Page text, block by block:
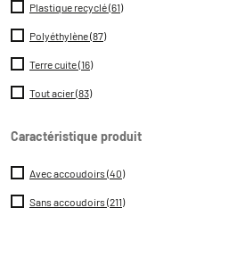
Plastique recyclé(61)
Polyéthylène(87)
Terre cuite(16)
Tout acier(83)
Caractéristique produit
Avec accoudoirs(40)
Sans accoudoirs(211)